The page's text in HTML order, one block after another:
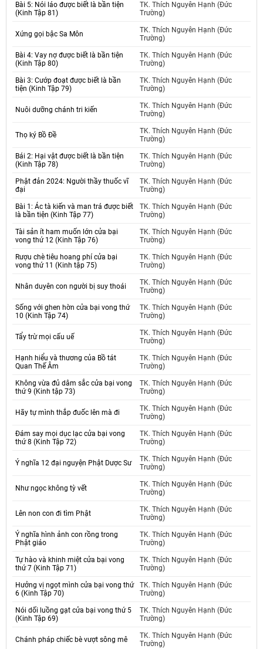
Bài 5: Nói láo được biết là bần tiện
(Kinh Tập 81)
TK. Thích Nguyên Hạnh (Đức
Trường)
Xứng gọi bậc Sa Môn
TK. Thích Nguyên Hạnh (Đức
Trường)
Bài 4: Vay nợ được biết là bần tiện
(Kinh Tập 80)
TK. Thích Nguyên Hạnh (Đức
Trường)
Bài 3: Cướp đoạt được biết là bần
tiện (Kinh Tập 79)
TK. Thích Nguyên Hạnh (Đức
Trường)
Nuôi dưỡng chánh tri kiến
TK. Thích Nguyên Hạnh (Đức
Trường)
Thọ ký Bồ Đề
TK. Thích Nguyên Hạnh (Đức
Trường)
Bái 2: Hại vật được biết là bần tiện
(Kinh Tập 78)
TK. Thích Nguyên Hạnh (Đức
Trường)
Phật đản 2024: Người thầy thuốc vĩ
đại
TK. Thích Nguyên Hạnh (Đức
Trường)
Bài 1: Ác tà kiến và man trá được biết
là bần tiện (Kinh Tập 77)
TK. Thích Nguyên Hạnh (Đức
Trường)
Tài sản ít ham muốn lớn cửa bại
vong thứ 12 (Kinh Tập 76)
TK. Thích Nguyên Hạnh (Đức
Trường)
Rượu chè tiêu hoang phí cửa bại
vong thứ 11 (Kinh tập 75)
TK. Thích Nguyên Hạnh (Đức
Trường)
Nhân duyên con người bị suy thoái
TK. Thích Nguyên Hạnh (Đức
Trường)
Sống với ghen hờn cửa bại vong thứ
10 (Kinh Tập 74)
TK. Thích Nguyên Hạnh (Đức
Trường)
Tẩy trừ mọi cấu uế
TK. Thích Nguyên Hạnh (Đức
Trường)
Hạnh hiểu và thương của Bồ tát
Quan Thế Âm
TK. Thích Nguyên Hạnh (Đức
Trường)
Không vừa đủ dâm sắc cửa bại vong
thứ 9 (Kinh tập 73)
TK. Thích Nguyên Hạnh (Đức
Trường)
Hãy tự mình thắp đuốc lên mà đi
TK. Thích Nguyên Hạnh (Đức
Trường)
Đám say mọi dục lạc cửa bại vong
thứ 8 (Kinh Tập 72)
TK. Thích Nguyên Hạnh (Đức
Trường)
Ý nghĩa 12 đại nguyện Phật Dược Sư
TK. Thích Nguyên Hạnh (Đức
Trường)
Như ngọc không tỳ vết
TK. Thích Nguyên Hạnh (Đức
Trường)
Lên non con đi tìm Phật
TK. Thích Nguyên Hạnh (Đức
Trường)
Ý nghĩa hình ảnh con rồng trong
Phật giáo
TK. Thích Nguyên Hạnh (Đức
Trường)
Tự hào và khinh miệt cửa bại vong
thứ 7 (Kinh Tập 71)
TK. Thích Nguyên Hạnh (Đức
Trường)
Hưởng vị ngọt mình cửa bại vong thứ
6 (Kinh Tập 70)
TK. Thích Nguyên Hạnh (Đức
Trường)
Nói dối luồng gạt cửa bại vong thứ 5
(Kinh Tập 69)
TK. Thích Nguyên Hạnh (Đức
Trường)
Chánh pháp chiếc bè vượt sông mê
TK. Thích Nguyên Hạnh (Đức
Trường)